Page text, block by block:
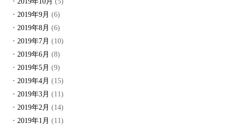
2019年9月 (6)
2019年8月 (6)
2019年7月 (10)
2019年6月 (8)
2019年5月 (9)
2019年4月 (15)
2019年3月 (11)
2019年2月 (14)
2019年1月 (11)